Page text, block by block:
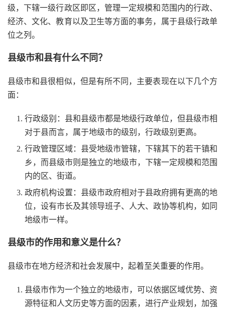
级，下辖一级行政区即区，管理一定规模和范围内的行政、
经济、文化、教育以及卫生等方面的事务，属于县级行政单
位之列。
县级市和县有什么不同？
县级市和县很相似，但是有所不同，主要表现在以下几个方
面：
行政级别：县和县级市都是地级行政单位，但县级市相
对于县而言，属于地级市的级别，行政级别更高。
行政管理区域：县受地级市管辖，下辖其下的若干镇和
乡，而县级市则是独立的地级市，下辖一定规模和范围
内的区、街道。
政府机构设置：县级市政府相对于县政府拥有更高的地
位，设有市长及其领导班子、人大、政协等机构，如同
地级市一样。
县级市的作用和意义是什么？
县级市在地方经济和社会发展中，起着至关重要的作用。
县级市作为一个独立的地级市，可以依据区域优势、资
源特征和人文历史等方面的因素，进行产业规划，加强